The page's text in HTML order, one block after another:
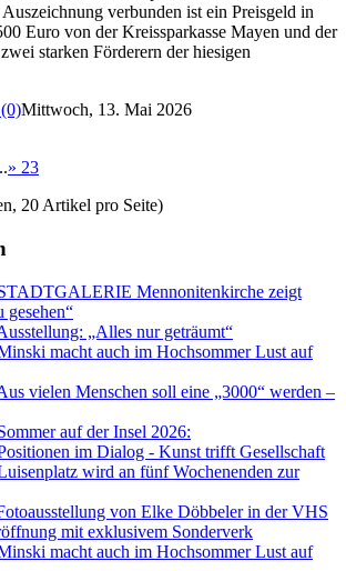
verbunden ist ein Preisgeld in
Euro von der Kreissparkasse Mayen und der
starken Förderern der hiesigen
Mittwoch, 13. Mai 2026
..» 23
20 Artikel pro Seite)
Mennonitenkirche zeigt
gesehen“
„Alles nur geträumt“
macht auch im Hochsommer Lust auf
vielen Menschen soll eine „3000“ werden –
auf der Insel 2026:
im Dialog - Kunst trifft Gesellschaft
wird an fünf Wochenenden zur
von Elke Döbbeler in der VHS
mit exklusivem Sonderverk
macht auch im Hochsommer Lust auf